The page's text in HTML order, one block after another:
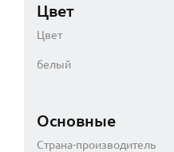
Цвет
Цвет
белый
Основные
Страна-производитель